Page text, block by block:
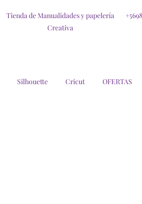
Tienda de Manualidades y papelería
Creativa
Silhouette Cricut OFERTAS